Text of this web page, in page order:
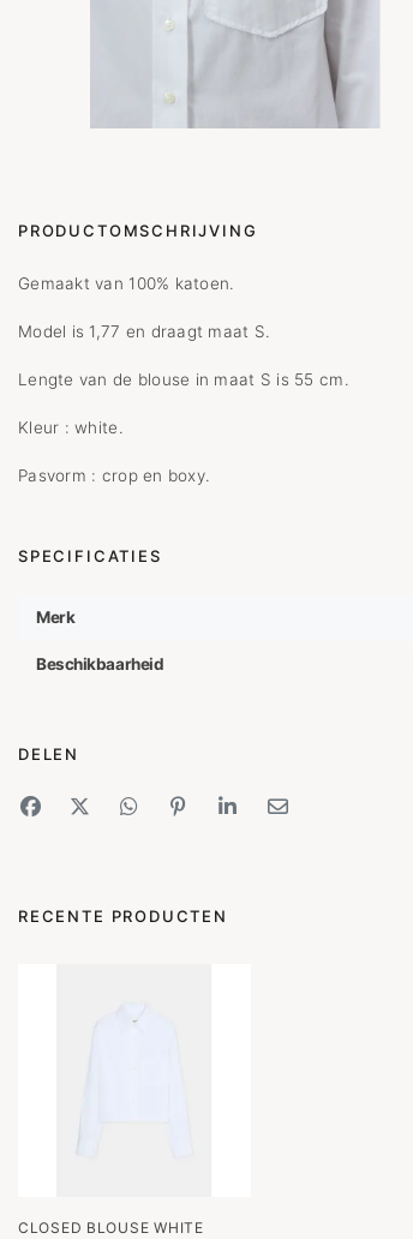
PRODUCTOMSCHRIJVING
Gemaakt van 100% katoen.
Model is 1,77 en draagt maat S.
Lengte van de blouse in maat S is 55 cm.
Kleur : white.
Pasvorm : crop en boxy.
SPECIFICATIES
Merk
Beschikbaarheid
DELEN
RECENTE PRODUCTEN
CLOSED BLOUSE WHITE